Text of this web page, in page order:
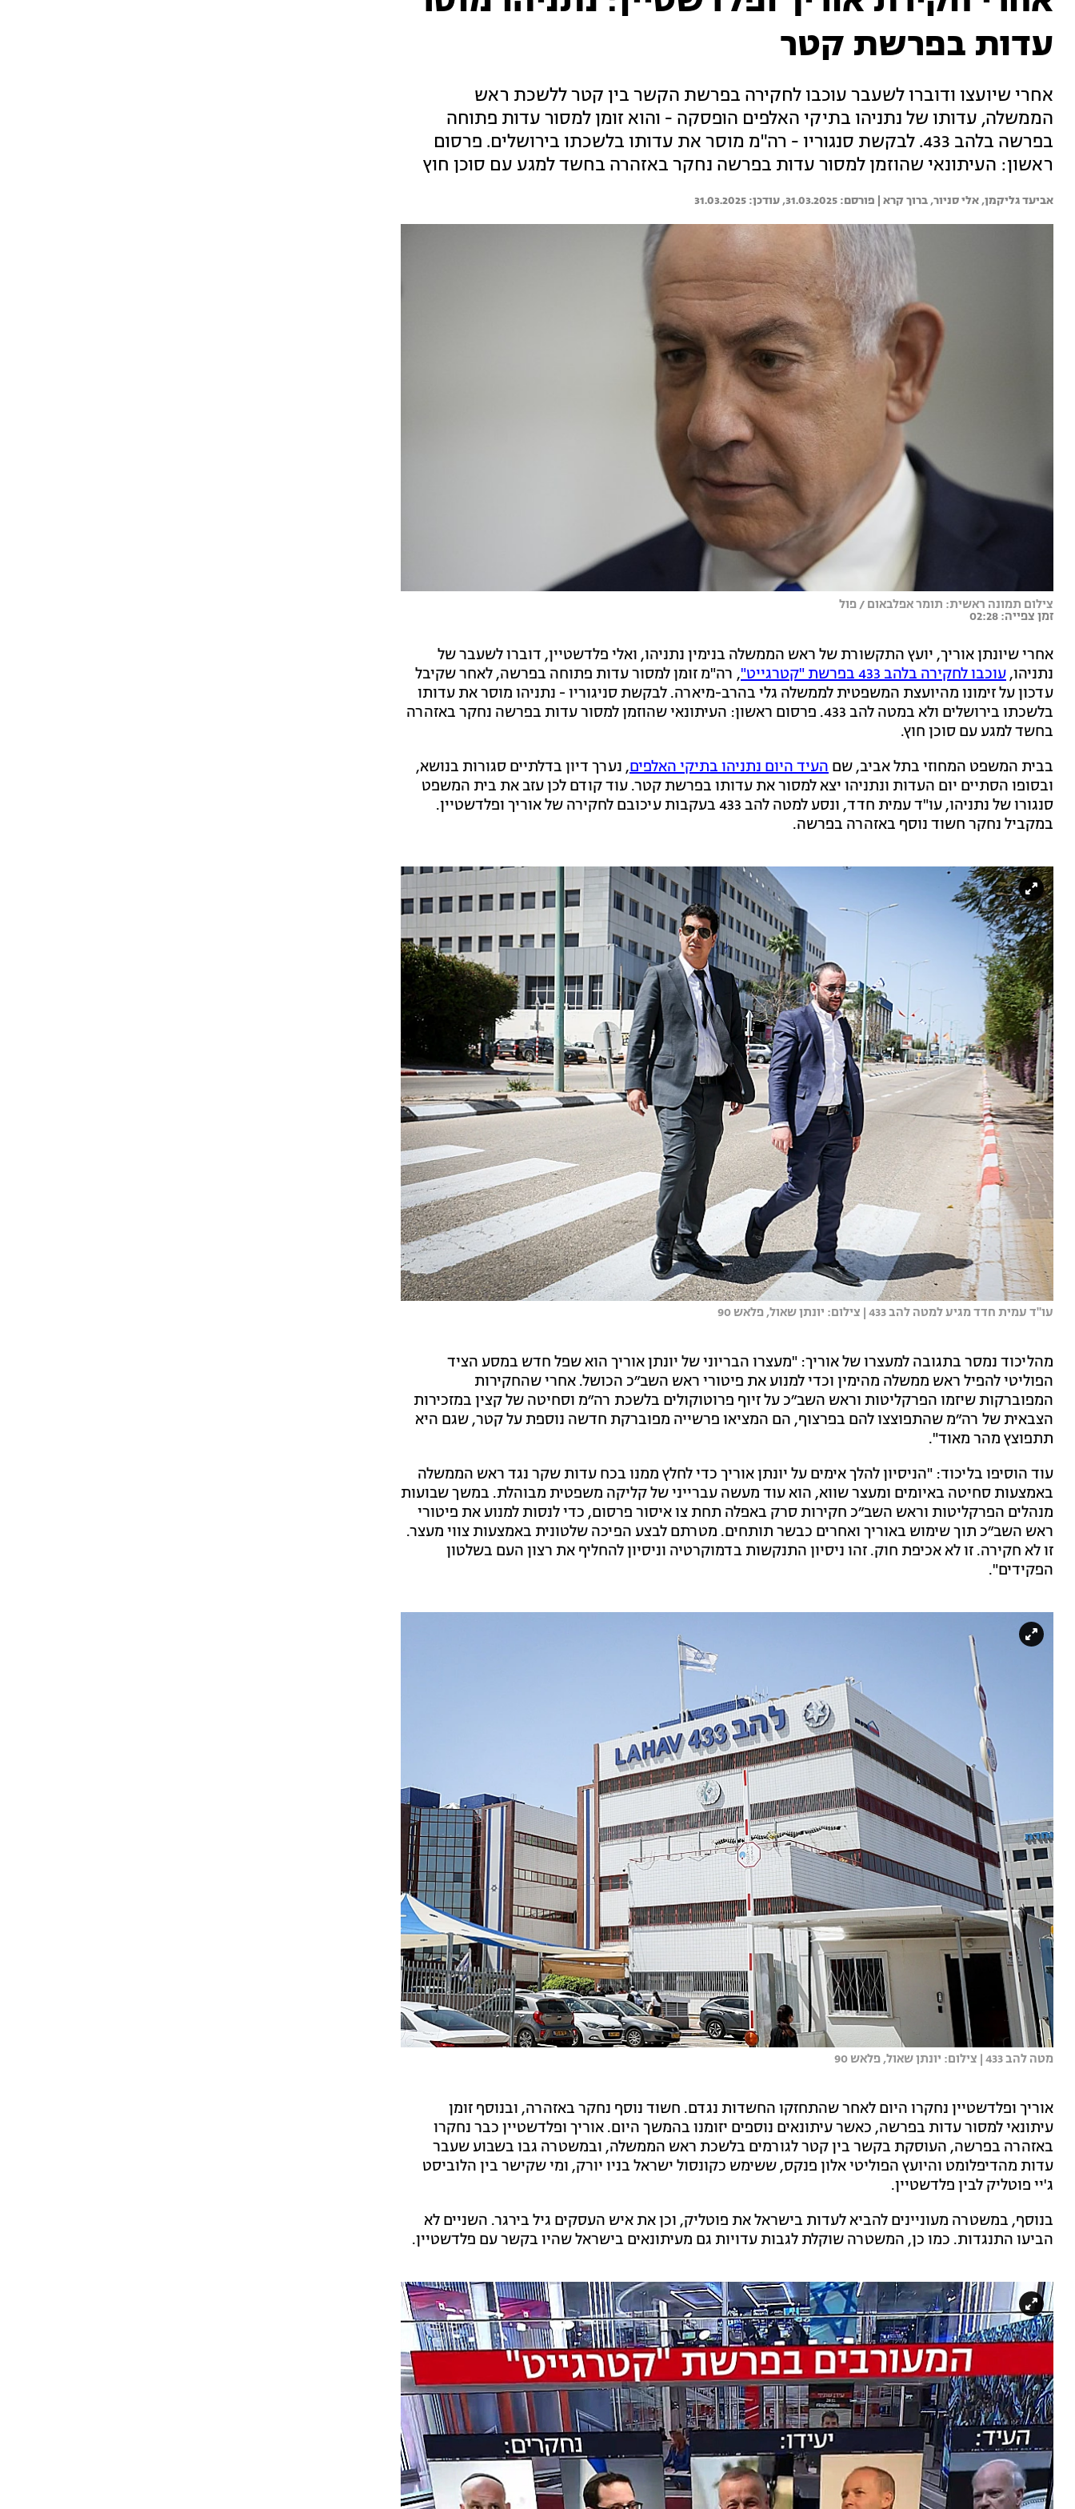
עדות בפרשת קטר
אחרי שיועצו ודוברו לשעבר עוכבו לחקירה בפרשת הקשר בין קטר ללשכת ראש
הממשלה, עדותו של נתניהו בתיקי האלפים הופסקה - והוא זומן למסור עדות פתוחה
בפרשה בלהב 433. לבקשת סנגוריו - רה"מ מוסר את עדותו בלשכתו בירושלים. פרסום
ראשון: העיתונאי שהוזמן למסור עדות בפרשה נחקר באזהרה בחשד למגע עם סוכן חוץ
אביעד גליקמן, אלי סניור, ברוך קרא | 31.03.2025
31.03.2025
צילום תמונה ראשית: תומר אפלבאום / פול
זמן צפייה: 02:28
אחרי שיונתן אוריך, יועץ התקשורת של ראש הממשלה בנימין נתניהו, ואלי פלדשטיין, דוברו לשעבר של
נתניהו,עוכבו לחקירה בלהב 433 בפרשת "קטרגייט"
, רה"מ זומן למסור עדות פתוחה בפרשה, לאחר שקיבל
עדכון על זימונו מהיועצת המשפטית לממשלה גלי בהרב-מיארה. לבקשת סניגוריו - נתניהו מוסר את עדותו
בלשכתו בירושלים ולא במטה להב 433. פרסום ראשון: העיתונאי שהוזמן למסור עדות בפרשה נחקר באזהרה
בחשד למגע עם סוכן חוץ.
בבית המשפט המחוזי בתל אביב, שם העיד היום נתניהו בתיקי האלפים, נערך דיון בדלתיים סגורות בנושא,
ובסופו הסתיים יום העדות ונתניהו יצא למסור את עדותו בפרשת קטר. עוד קודם לכן עזב את בית המשפט
סנגורו של נתניהו, עו"ד עמית חדד, ונסע למטה להב 433 בעקבות עיכובם לחקירה של אוריך ופלדשטיין.
במקביל נחקר חשוד נוסף באזהרה בפרשה.
עו"ד עמית חדד מגיע למטה להב 433 | צילום: יונתן שאול, פלאש 90
מהליכוד נמסר בתגובה למעצרו של אוריך: "מעצרו הבריוני של יונתן אוריך הוא שפל חדש במסע הציד
הפוליטי להפיל ראש ממשלה מהימין וכדי למנוע את פיטורי ראש השב״כ הכושל. אחרי שהחקירות
המפוברקות שיזמו הפרקליטות וראש השב״כ על זיוף פרוטוקולים בלשכת רה״מ וסחיטה של קצין במזכירות
הצבאית של רה״מ שהתפוצצו להם בפרצוף, הם המציאו פרשייה מפוברקת חדשה נוספת על קטר, שגם היא
תתפוצץ מהר מאוד".
עוד הוסיפו בליכוד: "הניסיון להלך אימים על יונתן אוריך כדי לחלץ ממנו בכח עדות שקר נגד ראש הממשלה
באמצעות סחיטה באיומים ומעצר שווא, הוא עוד מעשה עברייני של קליקה משפטית מבוהלת. במשך שבועות
מנהלים הפרקליטות וראש השב״כ חקירות סרק באפלה תחת צו איסור פרסום, כדי לנסות למנוע את פיטורי
ראש השב״כ תוך שימוש באוריך ואחרים כבשר תותחים. מטרתם לבצע הפיכה שלטונית באמצעות צווי מעצר.
זו לא חקירה. זו לא אכיפת חוק. זהו ניסיון התנקשות בדמוקרטיה וניסיון להחליף את רצון העם בשלטון
הפקידים".
מטה להב 433 | צילום: יונתן שאול, פלאש 90
אוריך ופלדשטיין נחקרו היום לאחר שהתחזקו החשדות נגדם. חשוד נוסף נחקר באזהרה, ובנוסף זומן
עיתונאי למסור עדות בפרשה, כאשר עיתונאים נוספים יזומנו בהמשך היום. אוריך ופלדשטיין כבר נחקרו
באזהרה בפרשה, העוסקת בקשר בין קטר לגורמים בלשכת ראש הממשלה, ובמשטרה גבו בשבוע שעבר
עדות מהדיפלומט והיועץ הפוליטי אלון פנקס, ששימש כקונסול ישראל בניו יורק, ומי שקישר בין הלוביסט
ג'יי פוטליק לבין פלדשטיין.
בנוסף, במשטרה מעוניינים להביא לעדות בישראל את פוטליק, וכן את איש העסקים גיל בירגר. השניים לא
הביעו התנגדות. כמו כן, המשטרה שוקלת לגבות עדויות גם מעיתונאים בישראל שהיו בקשר עם פלדשטיין.